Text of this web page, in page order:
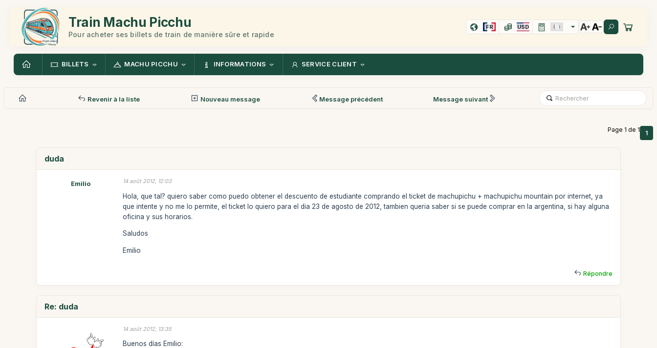
Train Machu Picchu
Pour acheter ses billets de train de manière sûre et rapide
FR USD
BILLETS MACHU PICCHU INFORMATIONS SERVICE CLIENT
Revenir à la liste Nouveau message Message précédent Message suivant
Page 1 de 1 1
duda
Emilio 14 août 2012, 12:03
Hola, que tal? quiero saber como puedo obtener el descuento de estudiante comprando el ticket de machupichu + machupichu mountain por internet, ya
que intente y no me lo permite, el ticket lo quiero para el dia 23 de agosto de 2012, tambien queria saber si se puede comprar en la argentina, si hay alguna
oficina y sus horarios.
Saludos
Emilio
Répondre
Re: duda
14 août 2012, 13:35
Buenos días Emilio: